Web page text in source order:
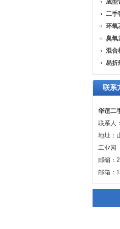
成型
二手
环氧
臭氧
混合
易折
联系
华谊二
联系人
地址：
工业园
邮编：
邮箱：